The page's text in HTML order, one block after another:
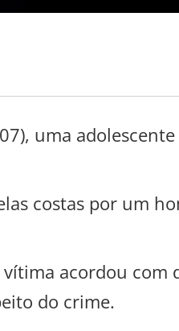
uma
costas por um
acordou com
do crime.